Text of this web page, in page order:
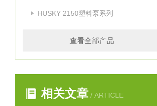
HUSKY 2150塑料泵系列
查看全部产品
相关文章 / ARTICLE